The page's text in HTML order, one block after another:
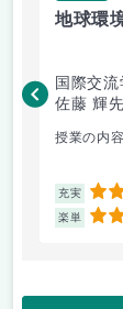
地球環
国際交
佐藤 輝
授業の内
充実 4
楽単 4.5